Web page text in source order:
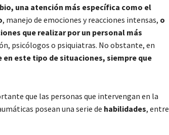
una atención más específica como el
, manejo de emociones y reacciones intensas, o
que realizar por un personal más
psicólogos o psiquiatras. No obstante, en
este tipo de situaciones, siempre que
que las personas que intervengan en la
posean una serie de habilidades, entre